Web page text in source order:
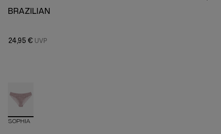
BRAZILIAN
24,95 €
SOPHIA